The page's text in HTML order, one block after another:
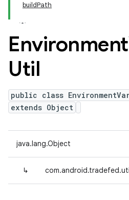
buildPath
Environment
Util
public class
extends Object
java.lang.Object
↳